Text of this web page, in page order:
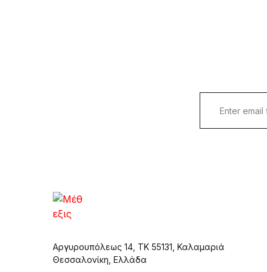
Αργυρουπόλεως 14, ΤΚ 55131, Καλαμαριά
Θεσσαλονίκη, Ελλάδα